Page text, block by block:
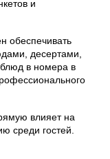
и
обеспечивать
десертами,
в номера в
влияет на
среди гостей.